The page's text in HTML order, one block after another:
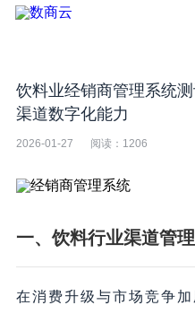
饮料业经销商管理系统
渠道数字化能力
2026-01-27 阅读： 1206
一、饮料行业渠道管
在消费升级与市场竞争